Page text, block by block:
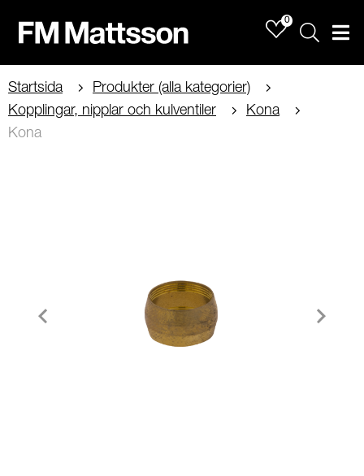
0
Sök
Startsida
Produkter (alla kategorier)
Kopplingar, nipplar och kulventiler
Kona
Kona